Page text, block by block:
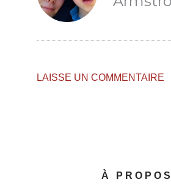
LAISSE UN COMMENTAIRE
À PROPOS